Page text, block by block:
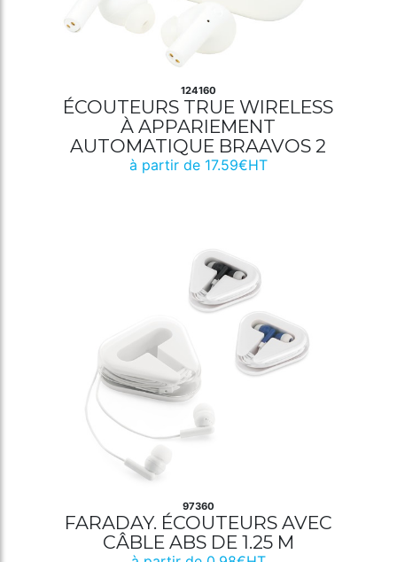
124160
ÉCOUTEURS TRUE WIRELESS
À APPARIEMENT
AUTOMATIQUE BRAAVOS 2
à partir de 17.59€HT
97360
FARADAY. ÉCOUTEURS AVEC
CÂBLE ABS DE 1.25 M